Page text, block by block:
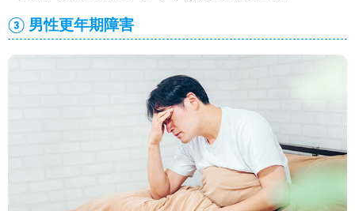
③ 男性更年期障害